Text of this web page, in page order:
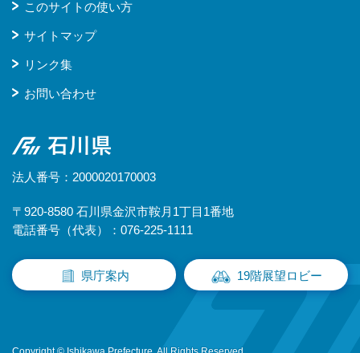
このサイトの使い方
サイトマップ
リンク集
お問い合わせ
石川県
法人番号：2000020170003
〒920-8580 石川県金沢市鞍月1丁目1番地
電話番号（代表）：076-225-1111
県庁案内 19階展望ロビー